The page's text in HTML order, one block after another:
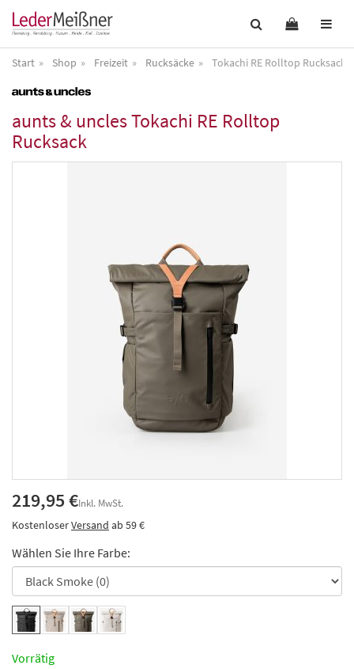
Start Shop Freizeit Rucksäcke Tokachi RE Rolltop Rucksack
aunts & unclesTokachi RE Rolltop
Rucksack
219,95 €Inkl. MwSt.
KostenloserVersand ab 59 €
Wählen Sie Ihre Farbe:
Vorrätig